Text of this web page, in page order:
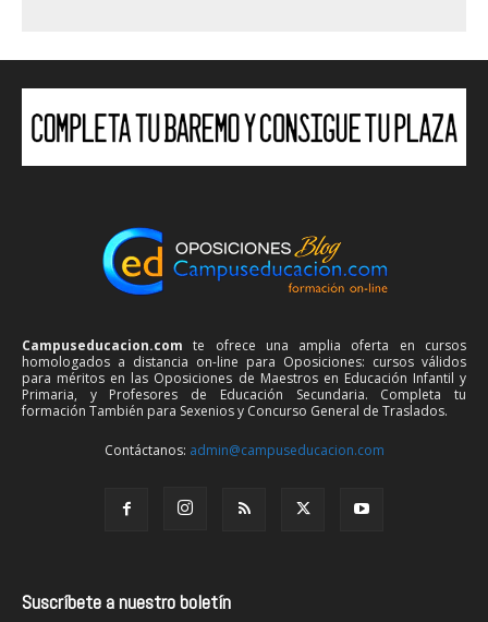
Campuseducacion.com te ofrece una amplia oferta en cursos
homologados a distancia on-line para Oposiciones: cursos válidos
para méritos en las Oposiciones de Maestros en Educación Infantil y
Primaria, y Profesores de Educación Secundaria. Completa tu
formación También para Sexenios y Concurso General de Traslados.
Contáctanos: admin@campuseducacion.com
Suscríbete a nuestro boletín